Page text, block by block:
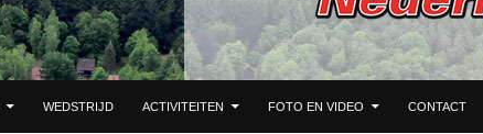
WEDSTRIJD ACTIVITEITEN FOTO EN VIDEO CONTACT